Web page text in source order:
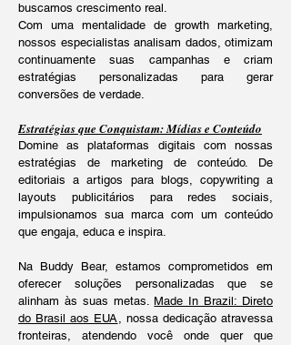
buscamos crescimento real.
Com uma mentalidade de growth marketing,
nossos especialistas analisam dados, otimizam
continuamente suas campanhas e criam
estratégias personalizadas para gerar
conversões de verdade.
Estratégias que Conquistam: Mídias e Conteúdo
Domine as plataformas digitais com nossas
estratégias de marketing de conteúdo. De
editoriais a artigos para blogs, copywriting a
layouts publicitários para redes sociais,
impulsionamos sua marca com um conteúdo
que engaja, educa e inspira.
Na Buddy Bear, estamos comprometidos em
oferecer soluções personalizadas que se
alinham às suas metas. Made In Brazil: Direto
do Brasil aos EUA, nossa dedicação atravessa
fronteiras, atendendo você onde quer que